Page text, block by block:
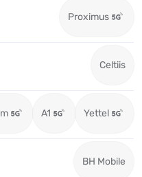
Proximus
Celtiis
A1 Yettel
BH Mobile